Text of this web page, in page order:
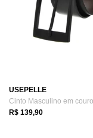
USEPELLE
R$ 139,90